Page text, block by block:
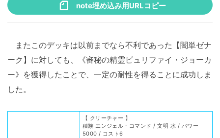
note埋め込み用URLコピー
またこのデッキは以前までなら不利であった【闇単ゼナ
ーク】に対しても、《審秘の精霊ピュリファイ・ジョーカ
ー》を獲得したことで、一定の耐性を得ることに成功しま
した。
【 クリーチャー 】
種族 エンジェル・コマンド / 文明 水 / パワー
5000 / コスト6